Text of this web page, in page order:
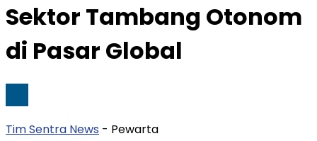
Sektor Tambang Otonom
di Pasar Global
Tim Sentra News - Pewarta